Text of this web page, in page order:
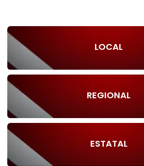
LOCAL
REGIONAL
ESTATAL